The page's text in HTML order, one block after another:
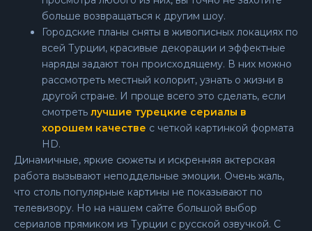
больше возвращаться к другим шоу.
Городские планы сняты в живописных локациях по
всей Турции, красивые декорации и эффектные
наряды задают тон происходящему. В них можно
рассмотреть местный колорит, узнать о жизни в
другой стране. И проще всего это сделать, если
смотреть лучшие турецкие сериалы в
хорошем качестве с четкой картинкой формата
HD.
Динамичные, яркие сюжеты и искренняя актерская
работа вызывают неподдельные эмоции. Очень жаль,
что столь популярные картины не показывают по
телевизору. Но на нашем сайте большой выбор
сериалов прямиком из Турции с русской озвучкой. С